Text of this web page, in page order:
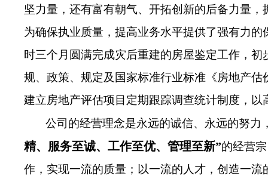
坚力量，还有富有朝气、开拓创新的后备力量
为确保执业质量，提高业务水平提供了强有力
时三个月圆满完成灾后重建的房屋鉴定工作，
规、政策、规定及国家标准行业标准《房地产估
建立房地产评估项目定期跟踪调查统计制度，
公司的经营理念是永远的诚信、永远的努
精、服务至诚、工作至优、管理至新”的经营
作，实现一流的质量；以一流的人才，创造一流